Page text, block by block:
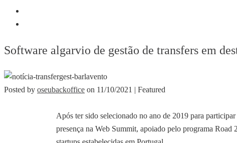
Software algarvio de gestão de transfers em
Posted by oseubackoffice on 11/10/2021 | Featured
Após ter sido selecionado no ano de 2019 para
presença na Web Summit, apoiado pelo programa